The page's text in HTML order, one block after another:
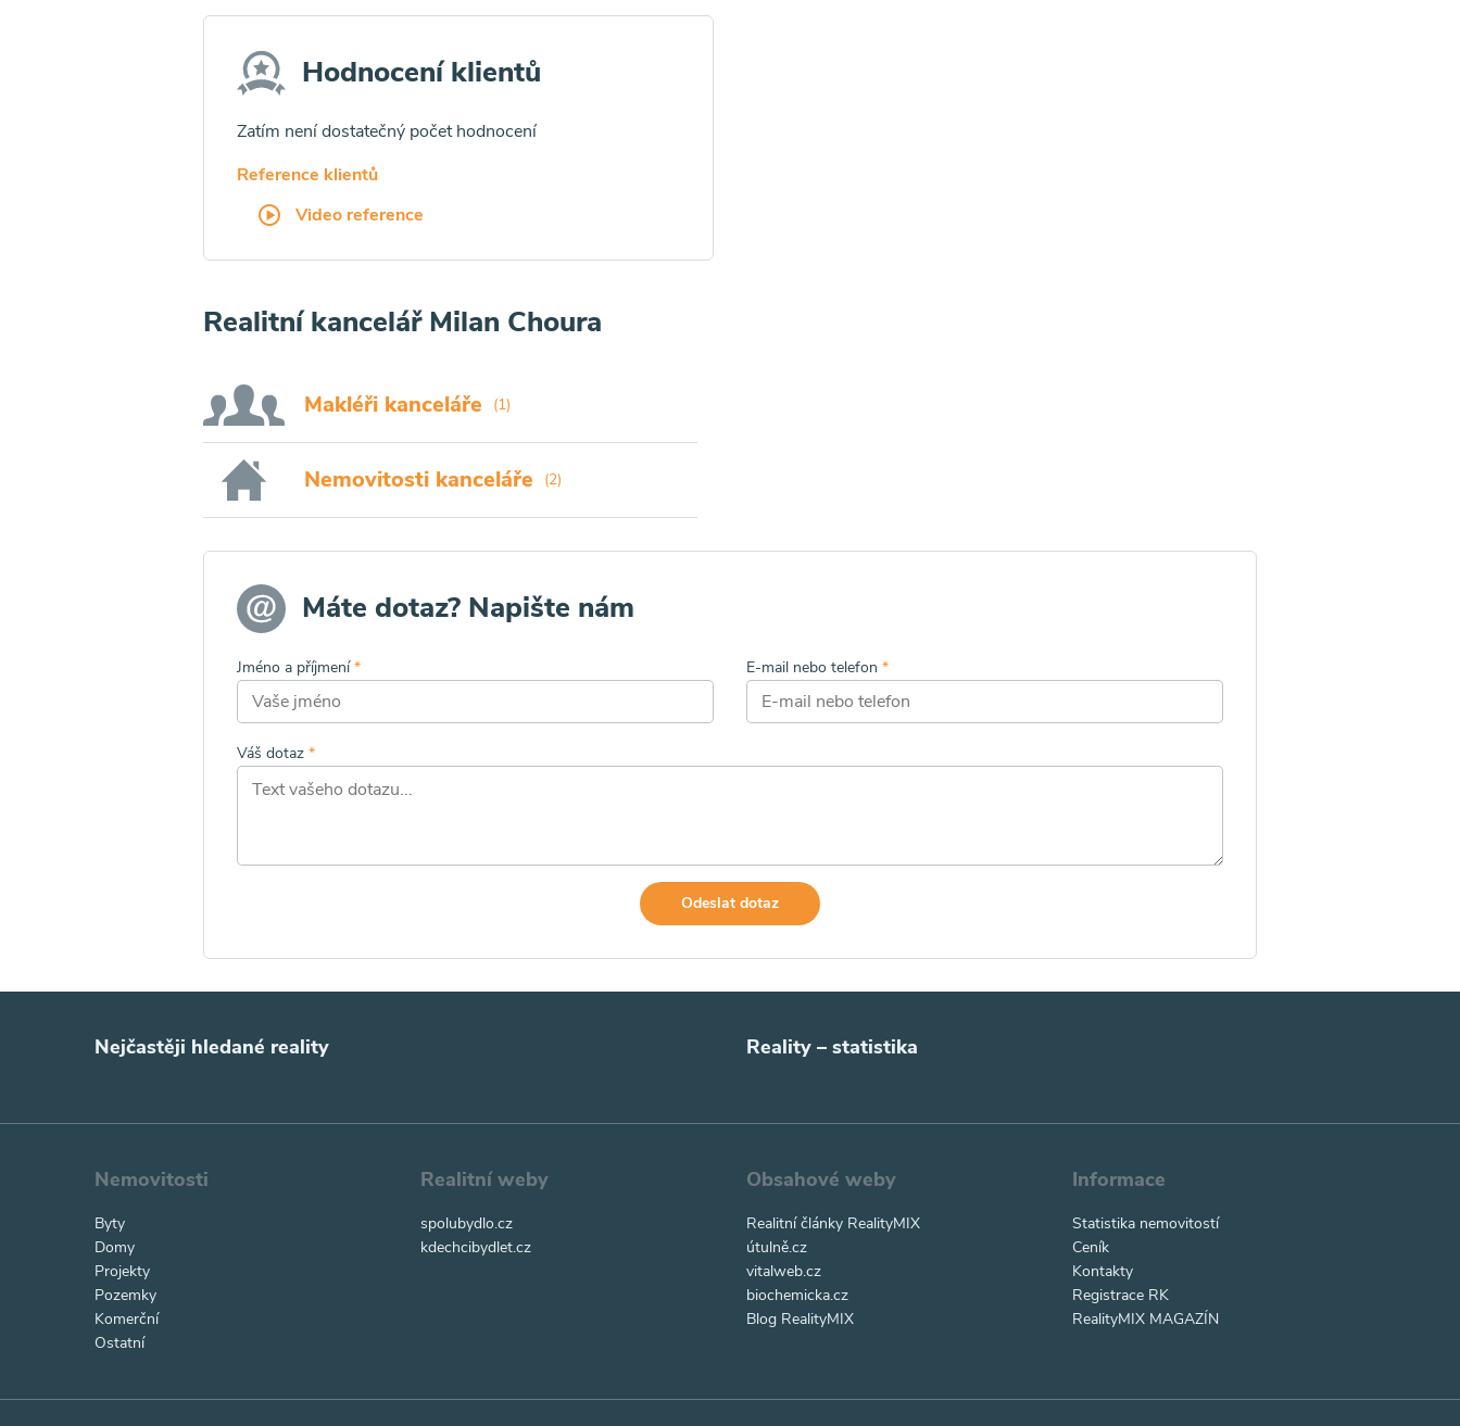
Hodnocení klientů
Zatím není dostatečný počet hodnocení
Reference klientů
Video reference
Realitní kancelář Milan Choura
Makléři kanceláře (1)
Nemovitosti kanceláře (2)
Máte dotaz? Napište nám
Jméno a příjmení* E-mail nebo telefon *
Váš dotaz *
Odeslat dotaz
Nejčastěji hledané reality Reality – statistika
Nemovitosti
Byty
Domy
Projekty
Pozemky
Komerční
Ostatní
Realitní weby
spolubydlo.cz
kdechcibydlet.cz
Obsahové weby
Realitní články RealityMIX
útulně.cz
vitalweb.cz
biochemicka.cz
Blog RealityMIX
Informace
Statistika nemovitostí
Ceník
Kontakty
Registrace RK
RealityMIX MAGAZÍN